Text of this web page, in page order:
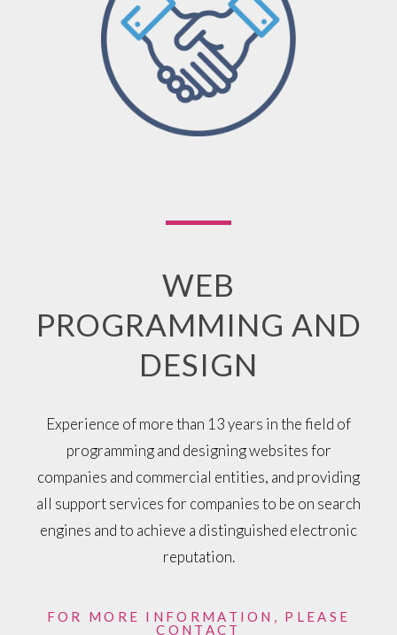
WEB
PROGRAMMING AND
DESIGN
Experience of more than 13 years in the field of
programming and designing websites for
companies and commercial entities, and providing
all support services for companies to be on search
engines and to achieve a distinguished electronic
reputation.
FOR MORE INFORMATION, PLEASE
CONTACT